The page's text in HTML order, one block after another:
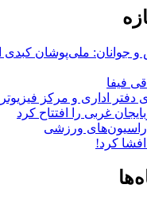
جوانان: ملی‌پوشان کبدی
فیفا
دفتر اداری و مرکز
غربی را افتتاح کرد
ورزشی
کرد!